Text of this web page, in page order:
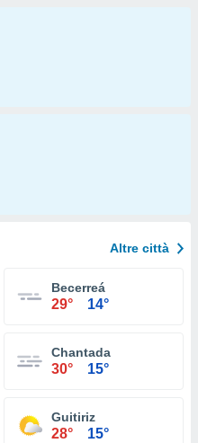
Altre città
Becerreá
29° 14°
Chantada
30° 15°
Guitiriz
28° 15°